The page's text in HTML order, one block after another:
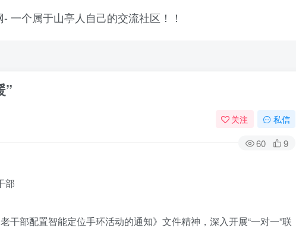
”
关注 私信
60 9
部
部配置智能定位手环活动的通知》文件精神，深入开展“一对一”联